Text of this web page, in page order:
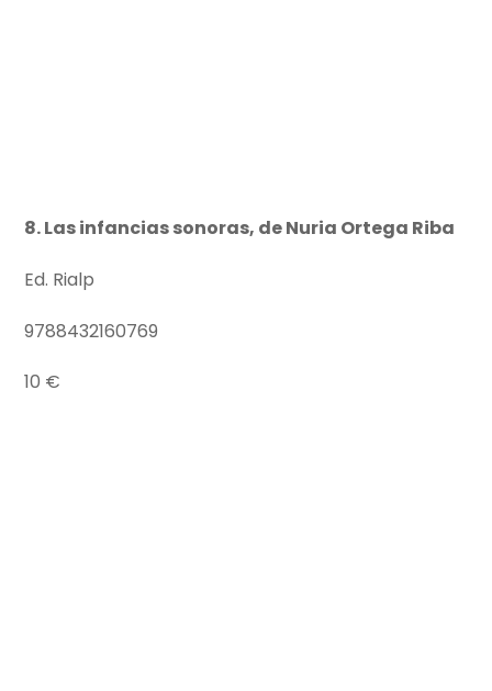
8. Las infancias sonoras, de Nuria Ortega Riba
Ed. Rialp
9788432160769
10 €